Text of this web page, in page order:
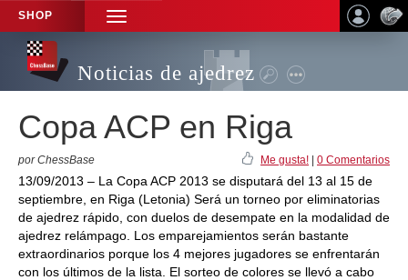
SHOP
TOGGLE
NAVIGATION
Noticias de ajedrez
Copa ACP en Riga
por ChessBase Me gusta! 0 Comentarios
13/09/2013 – La Copa ACP 2013 se disputará del 13 al 15 de
septiembre, en Riga (Letonia) Será un torneo por eliminatorias
de ajedrez rápido, con duelos de desempate en la modalidad de
ajedrez relámpago. Los emparejamientos serán bastante
extraordinarios porque los 4 mejores jugadores se enfrentarán
con los últimos de la lista. El sorteo de colores se llevó a cabo